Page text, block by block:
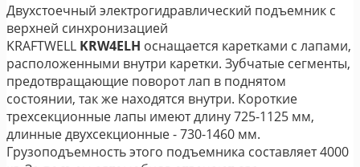
Двухстоечный электрогидравлический подъемник с
верхней синхронизацией
KRAFTWELL KRW4ELH оснащается каретками с лапами,
расположенными внутри каретки. Зубчатые сегменты,
предотвращающие поворот лап в поднятом
состоянии, так же находятся внутри. Короткие
трехсекционные лапы имеют длину 725-1125 мм,
длинные двухсекционные - 730-1460 мм.
Грузоподъемность этого подъемника составляет 4000